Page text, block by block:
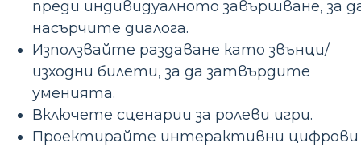
преди индивидуалното завършване, за
насърчите диалога.
Използвайте раздаване като звънци/
изходни билети, за да затвърдите
уменията.
Включете сценарии за ролеви игри.
Проектирайте интерактивни цифрови